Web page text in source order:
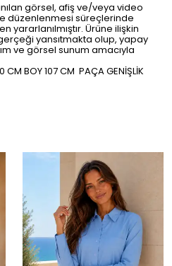
görsel, afiş ve/veya video
düzenlenmesi süreçlerinde
yararlanılmıştır. Ürüne ilişkin
yansıtmakta olup, yapay
ve görsel sunum amacıyla
CM BOY 107 CM PAÇA GENİŞLİK